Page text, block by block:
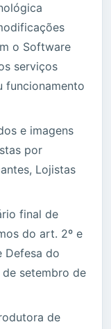
o Software
serviços
funcionamento
e imagens
por
Lojistas
final de
do art. 2º e
Defesa do
de setembro de
de